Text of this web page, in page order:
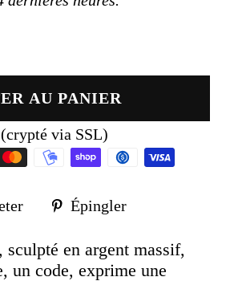
AU PANIER
via SSL)
Tweeter
Twitter
Épingler
Pinterest
en argent massif,
un code, exprime une